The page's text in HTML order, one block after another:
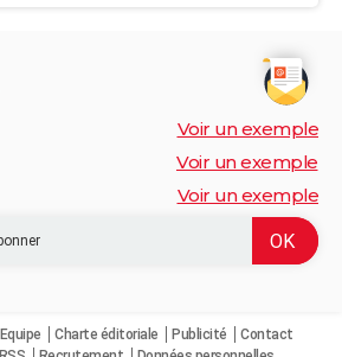
Voir un exemple
Voir un exemple
Voir un exemple
Equipe Charte éditoriale Publicité
Contact